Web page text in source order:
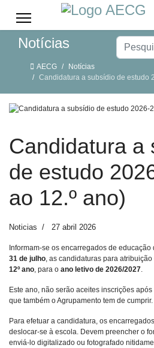
Pesquisar
Notícias
AECG
Notícias
Candidatura a subsídio de estudo
Candidatura a
de estudo
ao 12.º ano)
Noticias 27 abril 2026
Informam-se os encarregados de educação
31 de julho, as candidaturas para atribuição
12º ano, para o ano letivo de 2026/2027.
Este ano, não serão aceites inscrições
que também o Agrupamento tem de cumprir.
Para efetuar a candidatura, os
deslocar-se à escola. Devem preencher o
enviá-lo digitalizado ou fotografado